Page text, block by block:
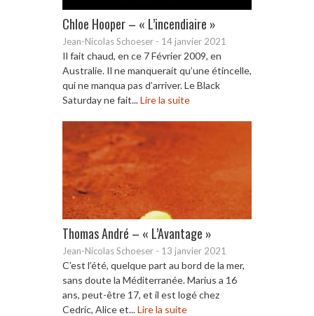
Chloe Hooper – « L’incendiaire »
Jean-Nicolas Schoeser - 14 janvier 2021
Il fait chaud, en ce 7 Février 2009, en
Australie. Il ne manquerait qu’une étincelle,
qui ne manqua pas d’arriver. Le Black
Saturday ne fait...Lire la suite
Thomas André – « L’Avantage »
Jean-Nicolas Schoeser - 13 janvier 2021
C’est l’été, quelque part au bord de la mer,
sans doute la Méditerranée. Marius a 16
ans, peut-être 17, et il est logé chez
Cedric, Alice et...Lire la suite